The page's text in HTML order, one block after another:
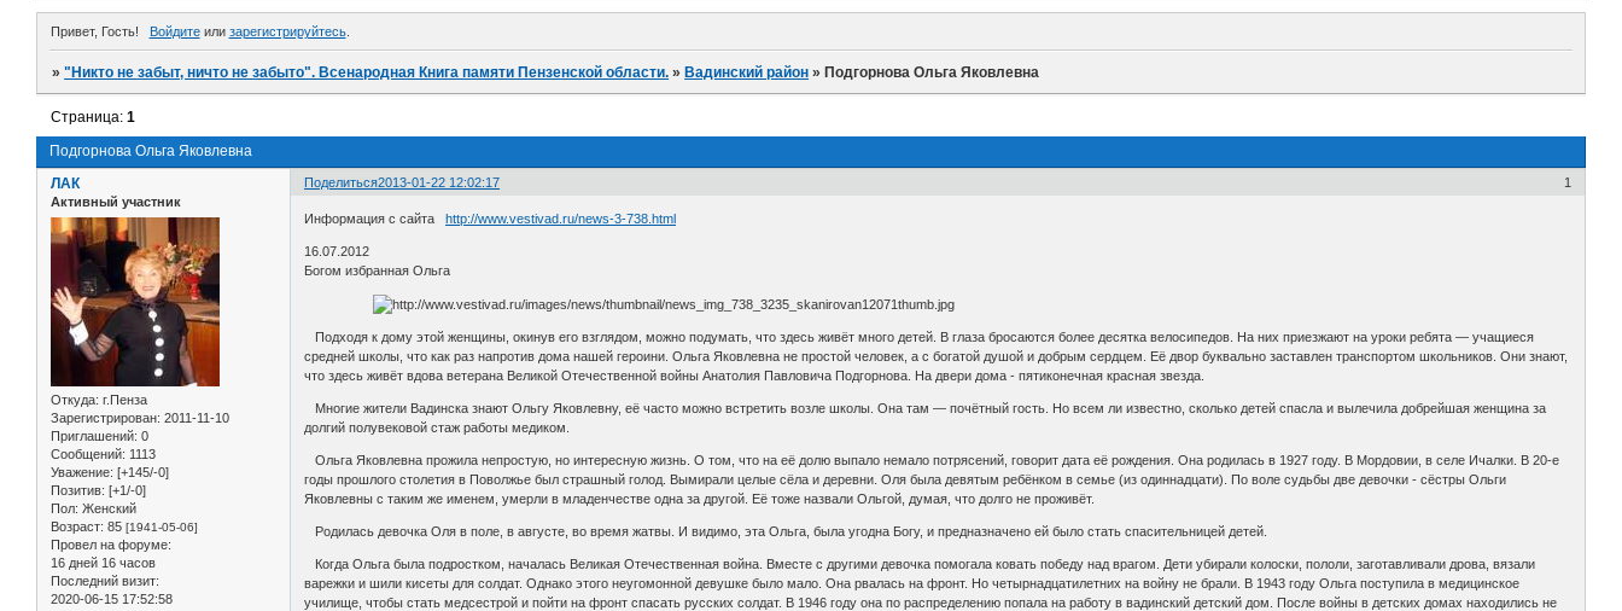
Привет, Гость! Войдитеили зарегистрируйтесь.
»"Никто не забыт, ничто не забыто". Всенародная Книга памяти Пензенской области. » Вадинский район » Подгорнова Ольга Яковлевна
Подгорнова Ольга Яковлевна
Страница:1
Поделиться 1
2013-01-22 12:02:17
ЛАК
Активный участник
Откуда: г.Пенза
Зарегистрирован: 2011-11-10
Приглашений: 0
Сообщений: 1113
Уважение: [+145/-0]
Позитив: [+1/-0]
Пол: Женский
Возраст: 85 [1941-05-06]
Провел на форуме:
16 дней 16 часов
Последний визит:
2020-06-15 17:52:58
Информация с сайтаhttp://www.vestivad.ru/news-3-738.html
16.07.2012
Богом избранная Ольга
Подходя к дому этой женщины, окинув его взглядом, можно подумать, что здесь живёт много детей. В глаза бросаются более десятка велосипедов. На них приезжают на уроки ребята — учащиеся
средней школы, что как раз напротив дома нашей героини. Ольга Яковлевна не простой человек, а с богатой душой и добрым сердцем. Её двор буквально заставлен транспортом школьников. Они знают,
что здесь живёт вдова ветерана Великой Отечественной войны Анатолия Павловича Подгорнова. На двери дома - пятиконечная красная звезда.
Многие жители Вадинска знают Ольгу Яковлевну, её часто можно встретить возле школы. Она там — почётный гость. Но всем ли известно, сколько детей спасла и вылечила добрейшая женщина за
долгий полувековой стаж работы медиком.
Ольга Яковлевна прожила непростую, но интересную жизнь. О том, что на её долю выпало немало потрясений, говорит дата её рождения. Она родилась в 1927 году. В Мордовии, в селе Ичалки. В 20-е
годы прошлого столетия в Поволжье был страшный голод. Вымирали целые сёла и деревни. Оля была девятым ребёнком в семье (из одиннадцати). По воле судьбы две девочки - сёстры Ольги
Яковлевны с таким же именем, умерли в младенчестве одна за другой. Её тоже назвали Ольгой, думая, что долго не проживёт.
Родилась девочка Оля в поле, в августе, во время жатвы. И видимо, эта Ольга, была угодна Богу, и предназначено ей было стать спасительницей детей.
Когда Ольга была подростком, началась Великая Отечественная война. Вместе с другими девочка помогала ковать победу над врагом. Дети убирали колоски, пололи, заготавливали дрова, вязали
варежки и шили кисеты для солдат. Однако этого неугомонной девушке было мало. Она рвалась на фронт. Но четырнадцатилетних на войну не брали. В 1943 году Ольга поступила в медицинское
училище, чтобы стать медсестрой и пойти на фронт спасать русских солдат. В 1946 году она по распределению попала на работу в вадинский детский дом. После войны в детских домах находились не